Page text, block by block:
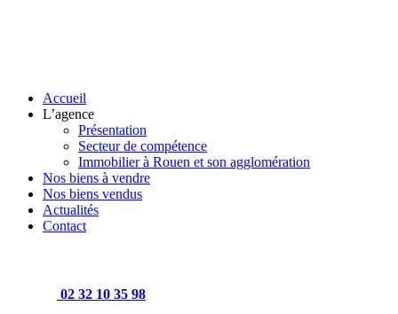
Accueil
L’agence
Présentation
Secteur de compétence
Immobilier à Rouen et son agglomération
Nos biens à vendre
Nos biens vendus
Actualités
Contact
02 32 10 35 98